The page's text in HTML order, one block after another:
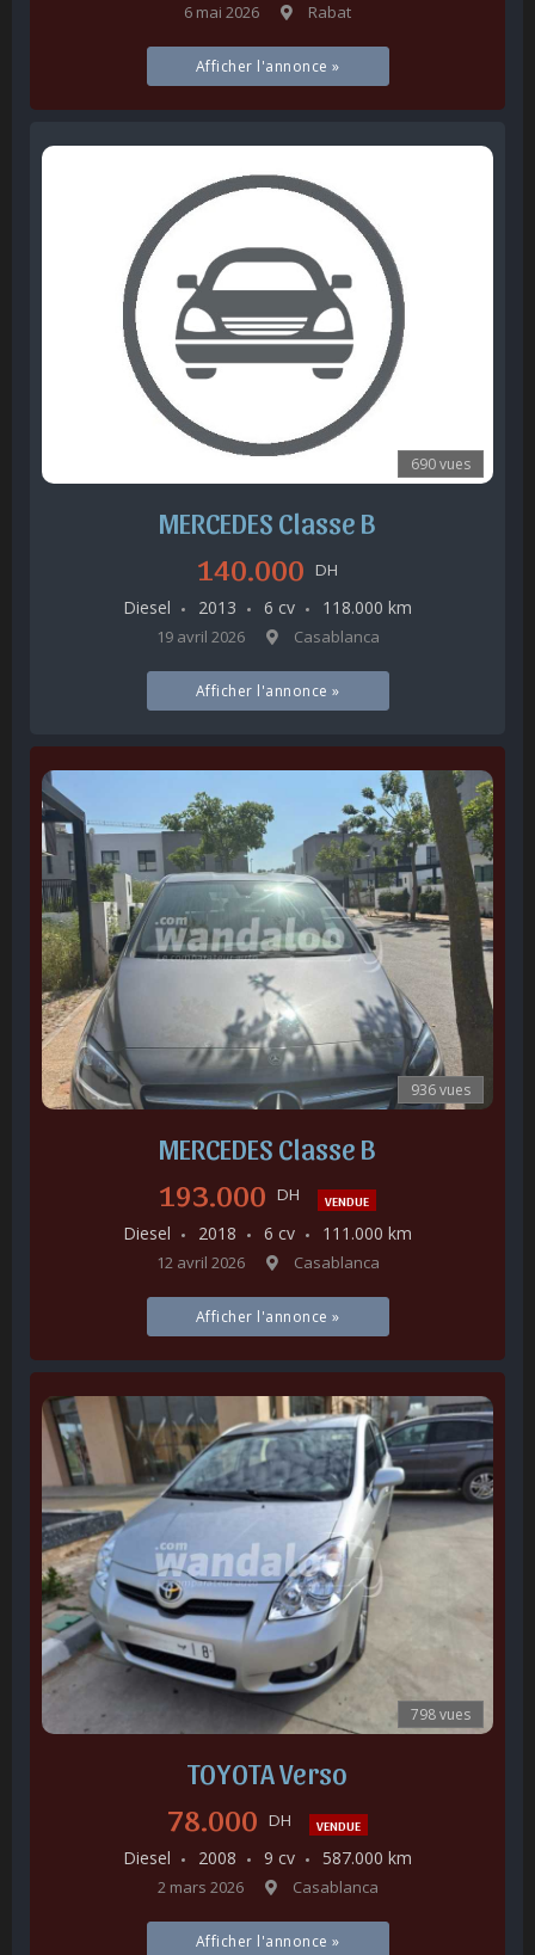
6 mai 2026 Rabat
Afficher l'annonce »
690 vues
MERCEDES Classe B
140.000 DH
Diesel 2013 6 cv 118.000 km
19 avril 2026 Casablanca
Afficher l'annonce »
936 vues
MERCEDES Classe B
193.000 DH VENDUE
Diesel 2018 6 cv 111.000 km
12 avril 2026 Casablanca
Afficher l'annonce »
798 vues
TOYOTA Verso
78.000 DH VENDUE
Diesel 2008 9 cv 587.000 km
2 mars 2026 Casablanca
Afficher l'annonce »